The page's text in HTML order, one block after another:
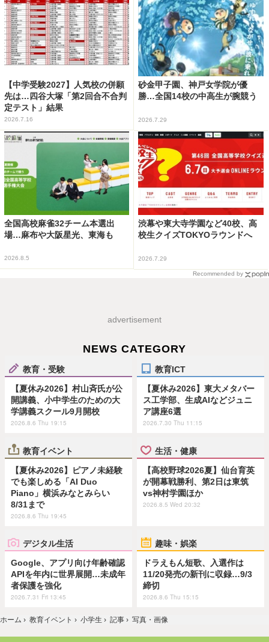
【中学受験2027】人気校の併願
先は…四谷大塚「第2回合不合判
定テスト」結果
2026.7.16
砂金甲子園、神戸女学院が優
勝…全国14校の中高生が腕競う
2026.7.29
全国高校麻雀32チーム本選出
場…麻布や大阪星光、東海も
2026.8.5
渋幕や東大寺学園など40校、高
校生クイズTOKYOラウンドへ
2026.7.29
Recommended by
advertisement
NEWS CATEGORY
教育・受験
【夏休み2026】村山斉氏が公
開講義、小中学生のための大
学講義スクール9月開校
2026.8.6 Thu 19:15
教育ICT
【夏休み2026】東大メタバー
ス工学部、生成AIなどジュニ
ア講座6選
2026.7.30 Thu 11:15
教育イベント
【夏休み2026】ピアノ未経験
でも楽しめる「AI Duo
Piano」横浜みなとみらい
8/31まで
2026.8.6 Thu 19:45
生活・健康
【高校野球2026夏】仙台育英
が開幕戦勝利、第2日は東筑
vs神村学園ほか
2026.8.5 Wed 20:32
デジタル生活
Google、アプリ向け年齢確認
APIを年内に世界展開…未成年
者保護を強化
2026.7.31 Fri 13:45
趣味・娯楽
ドラえもん短歌、入選作は
11/20発売の新刊に収録…9/3
締切
2026.8.6 Thu 15:15
ホーム › 教育イベント › 小学生 › 記事 › 写真・画像